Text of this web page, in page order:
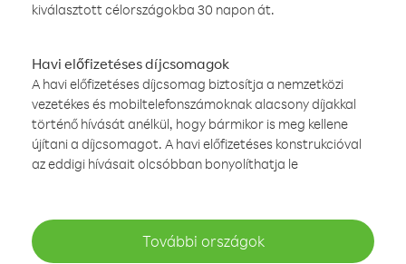
kiválasztott célországokba 30 napon át.
Havi előfizetéses díjcsomagok
A havi előfizetéses díjcsomag biztosítja a nemzetközi
vezetékes és mobiltelefonszámoknak alacsony díjakkal
történő hívását anélkül, hogy bármikor is meg kellene
újítani a díjcsomagot. A havi előfizetéses konstrukcióval
az eddigi hívásait olcsóbban bonyolíthatja le
További országok